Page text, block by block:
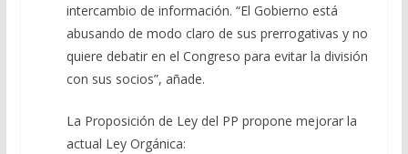
intercambio de información. “El Gobierno está
abusando de modo claro de sus prerrogativas y no
quiere debatir en el Congreso para evitar la división
con sus socios”, añade.
La Proposición de Ley del PP propone mejorar la
actual Ley Orgánica: